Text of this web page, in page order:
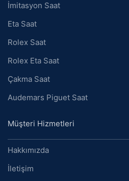
İmitasyon Saat
Eta Saat
Rolex Saat
Rolex Eta Saat
Çakma Saat
Audemars Piguet Saat
Müşteri Hizmetleri
Hakkımızda
İletişim